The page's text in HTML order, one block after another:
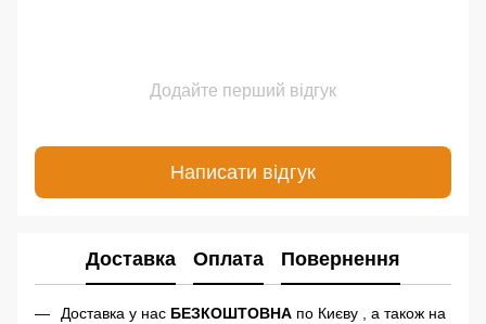
Додайте перший відгук
Написати відгук
Доставка Оплата Повернення
Доставка у нас БЕЗКОШТОВНА по Києву , а також на